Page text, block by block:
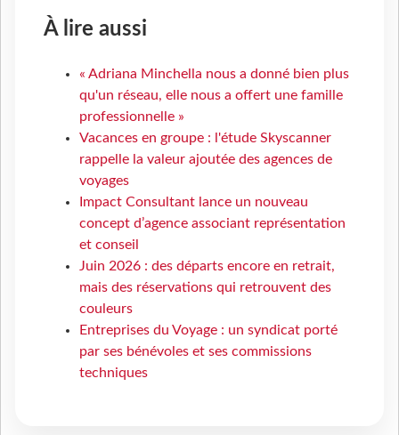
À lire aussi
« Adriana Minchella nous a donné bien plus
qu'un réseau, elle nous a offert une famille
professionnelle »
Vacances en groupe : l'étude Skyscanner
rappelle la valeur ajoutée des agences de
voyages
Impact Consultant lance un nouveau
concept d’agence associant représentation
et conseil
Juin 2026 : des départs encore en retrait,
mais des réservations qui retrouvent des
couleurs
Entreprises du Voyage : un syndicat porté
par ses bénévoles et ses commissions
techniques